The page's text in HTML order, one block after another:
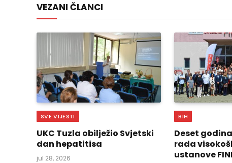
VEZANI ČLANCI
SVE VIJESTI
UKC Tuzla obilježio Svjetski
dan hepatitisa
jul 28, 2026
BIH
Deset
rada
ustanove